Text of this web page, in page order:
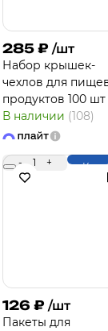
285 ₽ /шт
Набор крышек-
чехлов для
продуктов 100 шт
В наличии (108)
- 1 +
126 ₽ /шт
Пакеты для